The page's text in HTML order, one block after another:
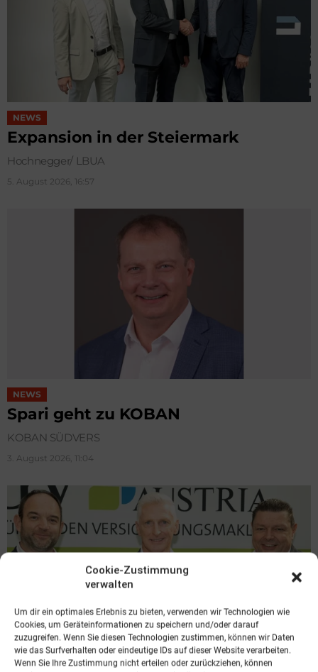
Cookie-Zustimmung
verwalten
Um dir ein optimales Erlebnis zu bieten, verwenden wir Technologien wie
Cookies, um Geräteinformationen zu speichern und/oder darauf
zuzugreifen. Wenn Sie diesen Technologien zustimmen, können wir Daten
wie das Surfverhalten oder eindeutige IDs auf dieser Website verarbeiten.
Wenn Sie Ihre Zustimmung nicht erteilen oder zurückziehen, können
NEWS
Expansion in der Steiermark
Hochnegger/ LBUA
5. August 2026, 16:57
NEWS
Spari geht zu KOBAN
KOBAN SÜDVERS
3. August 2026, 11:04